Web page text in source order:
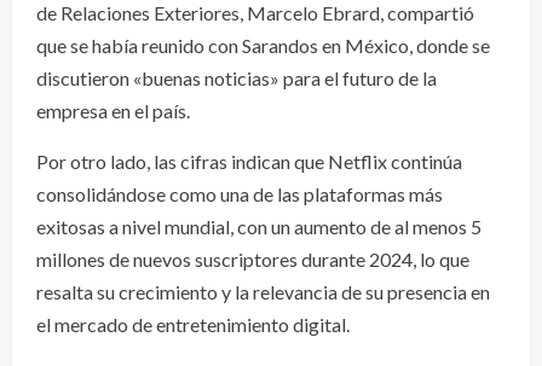
de Relaciones Exteriores, Marcelo Ebrard, compartió
que se había reunido con Sarandos en México, donde se
discutieron «buenas noticias» para el futuro de la
empresa en el país.
Por otro lado, las cifras indican que Netflix continúa
consolidándose como una de las plataformas más
exitosas a nivel mundial, con un aumento de al menos 5
millones de nuevos suscriptores durante 2024, lo que
resalta su crecimiento y la relevancia de su presencia en
el mercado de entretenimiento digital.